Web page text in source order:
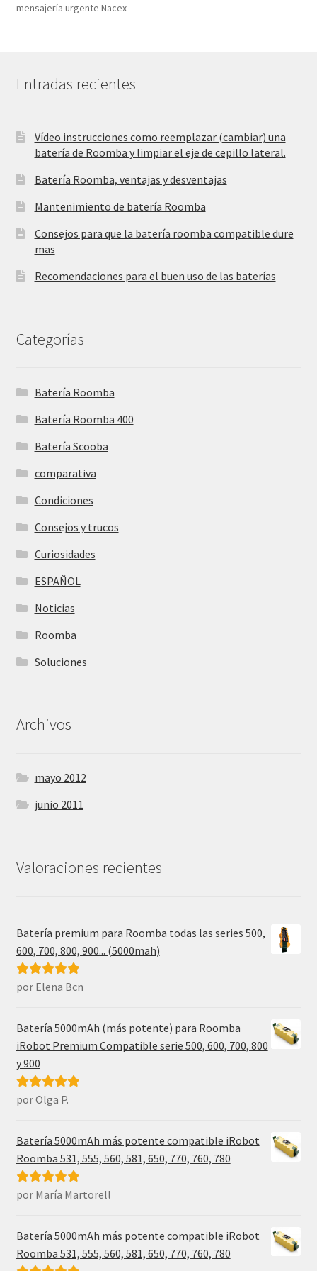
mensajería urgente Nacex
Entradas recientes
Vídeo instrucciones como reemplazar (cambiar) una
batería de Roomba y limpiar el eje de cepillo lateral.
Batería Roomba, ventajas y desventajas
Mantenimiento de batería Roomba
Consejos para que la batería roomba compatible dure
mas
Recomendaciones para el buen uso de las baterías
Categorías
Batería Roomba
Batería Roomba 400
Batería Scooba
comparativa
Condiciones
Consejos y trucos
Curiosidades
ESPAÑOL
Noticias
Roomba
Soluciones
Archivos
mayo 2012
junio 2011
Valoraciones recientes
Batería premium para Roomba todas las series 500,
600, 700, 800, 900... (5000mah)
Valorado con
por Elena Bcn
Batería 5000mAh (más potente) para Roomba
iRobot Premium Compatible serie 500, 600, 700, 800
y 900
Valorado con
por Olga P.
Batería 5000mAh más potente compatible iRobot
Roomba 531, 555, 560, 581, 650, 770, 760, 780
Valorado con
por María Martorell
Batería 5000mAh más potente compatible iRobot
Roomba 531, 555, 560, 581, 650, 770, 760, 780